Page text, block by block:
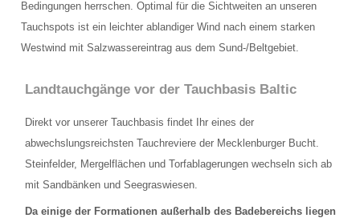
Termine Tauchausbildung
TAUCHCLUB BALTIC
Landtauchgänge in der Ostsee vor der Basis
Bedingungen herrschen. Optimal für die Sichtweiten an unseren
Tauchspots ist ein leichter ablandiger Wind nach einem starken
Westwind mit Salzwassereintrag aus dem Sund-/Beltgebiet.
Landtauchgänge vor der Tauchbasis Baltic
Direkt vor unserer Tauchbasis findet Ihr eines der
abwechslungsreichsten Tauchreviere der Mecklenburger Bucht.
Steinfelder, Mergelflächen und Torfablagerungen wechseln sich ab
mit Sandbänken und Seegraswiesen.
Da einige der Formationen außerhalb des Badebereichs liegen